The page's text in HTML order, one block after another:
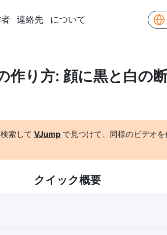
連絡先 について
作り方: 顔に黒と白の
索して VJump で見つけて、同様のビデオ
クイック概要